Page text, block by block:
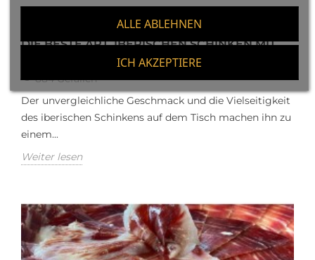
ALLE ABLEHNEN
ICH AKZEPTIERE
DIE BESTE ART, IBERISCHEN SCHINKEN MIT
SPANISCHEN WEINEN ZU KOMBINIEREN
884 Gefallen
Der unvergleichliche Geschmack und die Vielseitigkeit
des iberischen Schinkens auf dem Tisch machen ihn zu
einem...
Weiter lesen